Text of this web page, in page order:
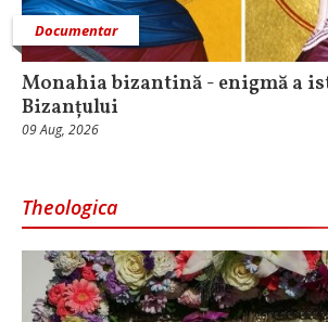
Documentar
Monahia bizantină - enigmă a
Bizanțului
09 Aug, 2026
Theologica